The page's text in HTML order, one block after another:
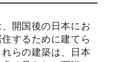
開国後の日本にお
するために建てら
らの建築は、日本